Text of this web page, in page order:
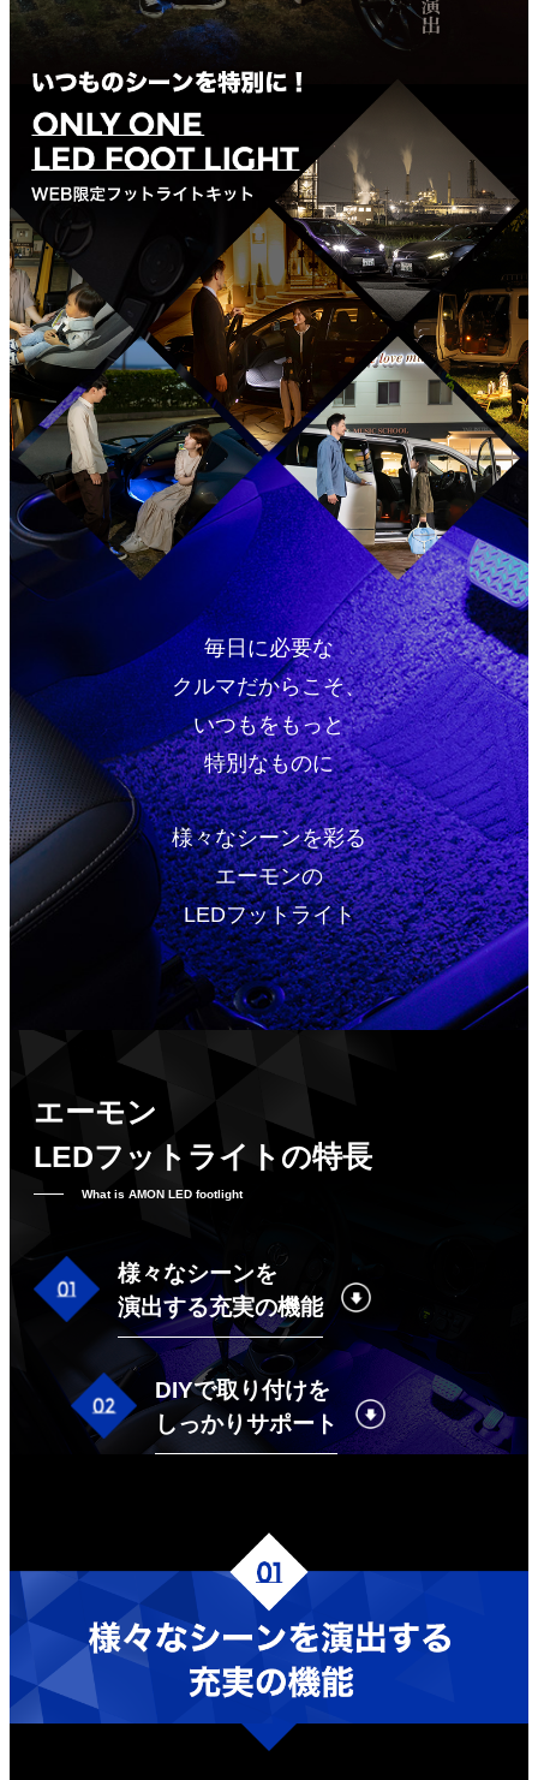
毎日に必要な
クルマだからこそ、
いつもをもっと
特別なものに
様々なシーンを彩る
エーモンの
LEDフットライト
エーモン
LEDフットライトの特長
What is AMON LED footlight
様々なシーンを
演出する充実の機能
DIYで取り付けを
しっかりサポート